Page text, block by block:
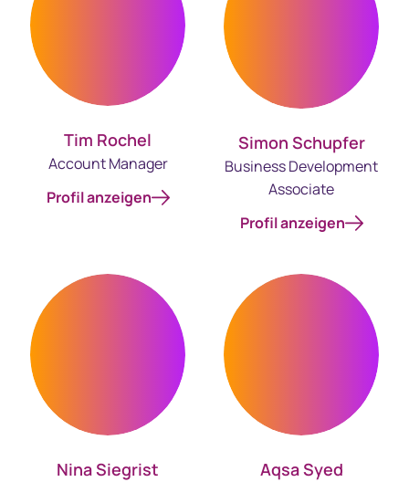
Tim Rochel
Account Manager
Profil anzeigen
Simon Schupfer
Business Development
Associate
Profil anzeigen
Nina Siegrist Aqsa Syed